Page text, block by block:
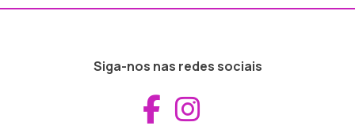
Siga-nos nas redes sociais
Aceder ao